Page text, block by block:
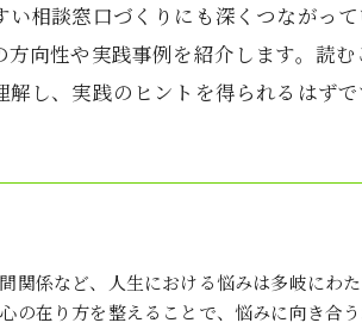
相談窓口づくりにも深くつながっ
向性や実践事例を紹介します。読
し、実践のヒントを得られるはずで
関係など、人生における悩みは多岐にわ
の在り方を整えることで、悩みに向き合う